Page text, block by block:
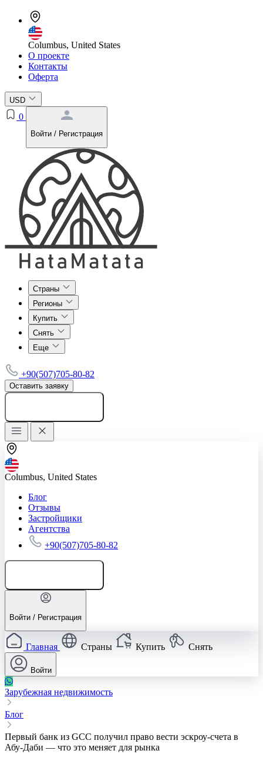
Columbus, United States
О проекте
Контакты
Оферта
USD
0
Войти / Регистрация
Страны
Регионы
Купить
Снять
Еще
+90(507)705-80-82
Оставить заявку
Columbus, United States
Блог
Отзывы
Застройщики
Агентства
+90(507)705-80-82
Войти / Регистрация
Главная Страны Купить Снять
Войти
Зарубежная недвижимость
Блог
Первый банк из GCC получил право вести эскроу‑счета в
Абу‑Даби — что это меняет для рынка